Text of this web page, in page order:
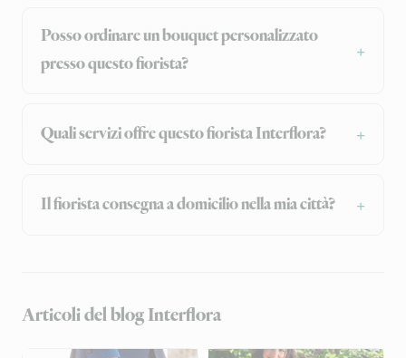
Posso ordinare un bouquet personalizzato
presso questo fiorista?
Quali servizi offre questo fiorista Interflora?
Il fiorista consegna a domicilio nella mia città?
Articoli del blog Interflora